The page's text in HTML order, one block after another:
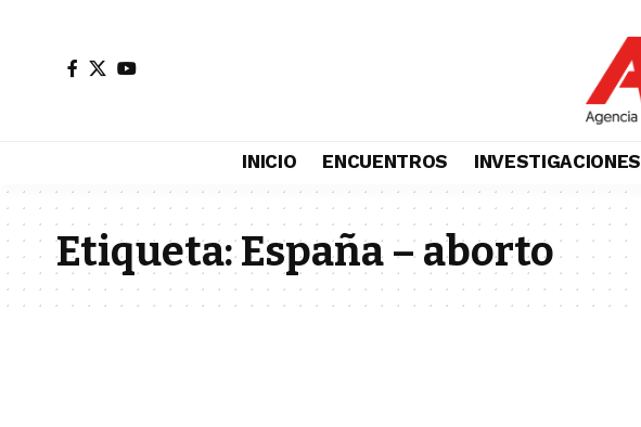
INICIO ENCUENTROS INVESTIGACIONES
Etiqueta:España – aborto